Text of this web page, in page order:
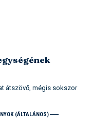
átszövő, mégis sokszor
(ÁLTALÁNOS)